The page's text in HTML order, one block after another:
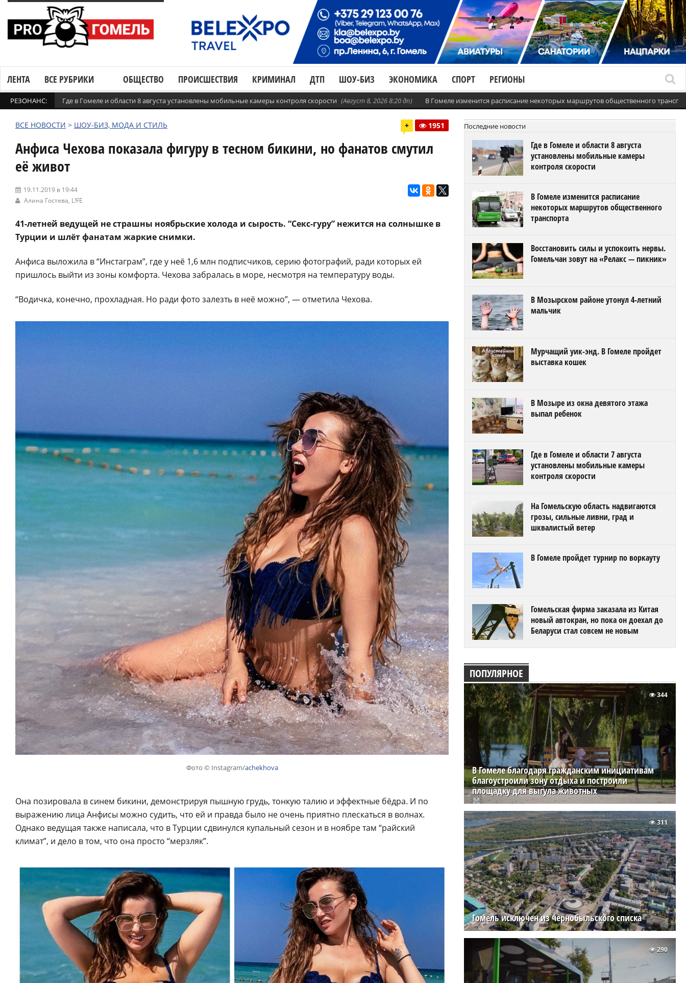
ЛЕНТА ВСЕ РУБРИКИ ОБЩЕСТВО ПРОИСШЕСТВИЯ КРИМИНАЛ ДТП ШОУ-БИЗ ЭКОНОМИКА СПОРТ РЕГИОНЫ
РЕЗОНАНС: Где в Гомеле и области 8 августа установлены мобильные камеры контроля скорости (Август 8, 2026 8:20 дп) В Гомеле изменится расписание некоторых маршрутов общественного
ВСЕ НОВОСТИ > ШОУ-БИЗ, МОДА И СТИЛЬ + 1951
Анфиса Чехова показала фигуру в тесном бикини, но фанатов смутил
её живот
19.11.2019 в 19:44
Алина Гостева, L!FE
41-летней ведущей не страшны ноябрьские холода и сырость. “Секс-гуру” нежится на солнышке в
Турции и шлёт фанатам жаркие снимки.
Анфиса выложила в “Инстаграм”, где у неё 1,6 млн подписчиков, серию фотографий, ради которых ей
пришлось выйти из зоны комфорта. Чехова забралась в море, несмотря на температуру воды.
“Водичка, конечно, прохладная. Но ради фото залезть в неё можно”, — отметила Чехова.
Фото © Instagram/achekhova
Она позировала в синем бикини, демонстрируя пышную грудь, тонкую талию и эффектные бёдра. И по
выражению лица Анфисы можно судить, что ей и правда было не очень приятно плескаться в волнах.
Однако ведущая также написала, что в Турции сдвинулся купальный сезон и в ноябре там “райский
климат”, и дело в том, что она просто “мерзляк”.
Последние новости
Где в Гомеле и области 8 августа
установлены мобильные камеры
контроля скорости
В Гомеле изменится расписание
некоторых маршрутов общественного
транспорта
Восстановить силы и успокоить нервы.
Гомельчан зовут на «Релакс — пикник»
В Мозырском районе утонул 4-летний
мальчик
Мурчащий уик-энд. В Гомеле пройдет
выставка кошек
В Мозыре из окна девятого этажа
выпал ребенок
Где в Гомеле и области 7 августа
установлены мобильные камеры
контроля скорости
На Гомельскую область надвигаются
грозы, сильные ливни, град и
шквалистый ветер
В Гомеле пройдет турнир по воркауту
Гомельская фирма заказала из Китая
новый автокран, но пока он доехал до
Беларуси стал совсем не новым
ПОПУЛЯРНОЕ
В Гомеле благодаря гражданским инициативам
благоустроили зону отдыха и построили
площадку для выгула животных
344
Гомель исключен из чернобыльского списка
311
290